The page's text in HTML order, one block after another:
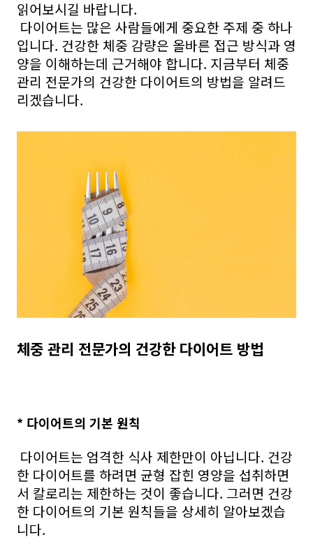
읽어보시길 바랍니다.
다이어트는 많은 사람들에게 중요한 주제 중 하나
입니다. 건강한 체중 감량은 올바른 접근 방식과 영
양을 이해하는데 근거해야 합니다. 지금부터 체중
관리 전문가의 건강한 다이어트의 방법을 알려드
리겠습니다.
체중 관리 전문가의 건강한 다이어트 방법
* 다이어트의 기본 원칙
다이어트는 엄격한 식사 제한만이 아닙니다. 건강
한 다이어트를 하려면 균형 잡힌 영양을 섭취하면
서 칼로리는 제한하는 것이 좋습니다. 그러면 건강
한 다이어트의 기본 원칙들을 상세히 알아보겠습
니다.